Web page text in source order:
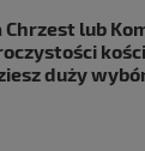
lub
duży